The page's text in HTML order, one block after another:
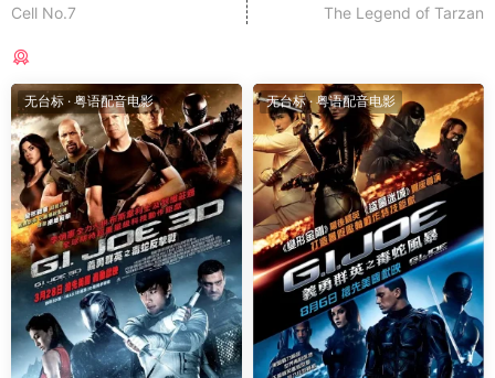
Cell No.7
The Legend of Tarzan
无台标 · 粤语配音电影 无台标· 粤语配音电影